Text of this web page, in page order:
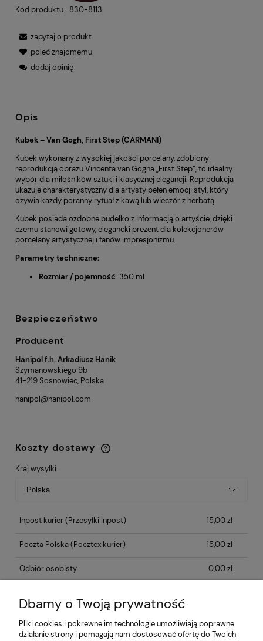
Kod produktu: 830-8113
zapytaj o produkt
poleć znajomemu
dodaj opinię
Opis
Kubek – Van Gogh, First Step (CARMANI)
Kubek wykonany z wysokiej jakości porcelany, zdobiony
reprodukcją obrazu Vincenta van Gogha „First Step”, to idealny
wybór dla miłośników sztuki i klasycznej elegancji. Reprodukcja
ukazuje charakterystyczny dla artysty pełen emocji styl, który
ożywia każdy poranny rytuał z kawą lub wieczór z herbatą.
Kubek posiada ozdobne pudełko z informacją o artyście, dzięki
czemu stanowi gotowy, elegancki prezent dla kolekcjonerów
porcelany artystycznej i fanów impresjonizmu.
Parametry techniczne:
Rozmiar / pojemność: 350 ml
Bezpieczeństwo
Producent
Hanipol f.h. Arkadiusz Hanik
Szymanowskiego 9b
41-219 Sosnowiec, Polska
hanipol@hanipol.com
Koszty dostawy
Cena nie zawiera ewentualnych kosztów
płatności
Kraj wysyłki:
Inpost kurier(Przesyłki Inpost) 15,00 zł
Poczta Polska(Pocztex kurier) 15,00 zł
Odbiór osobisty 0,00 zł
Opinie o produkcie (0)
Dbamy o Twoją prywatność
Pliki cookies i pokrewne im technologie umożliwiają poprawne
działanie strony i pomagają nam dostosować ofertę do Twoich